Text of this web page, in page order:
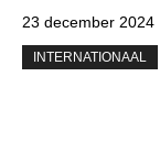
23 december 2024
INTERNATIONAAL